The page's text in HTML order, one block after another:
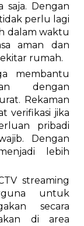
saja. Dengan
perlu lagi
dalam waktu
aman dan
rumah.
membantu
dengan
Rekaman
verifikasi jika
pribadi
Dengan
lebih
streaming
untuk
secara
di area